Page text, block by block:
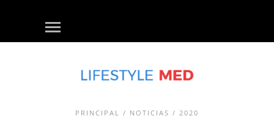
PRINCIPAL / NOTICIAS / 2020